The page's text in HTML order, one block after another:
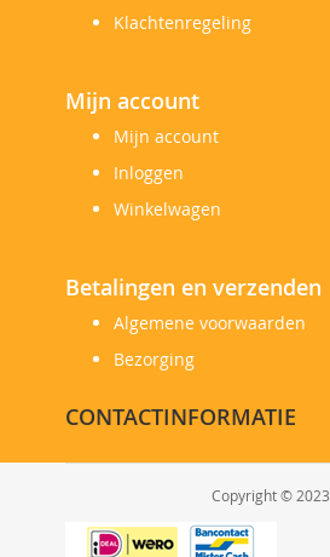
Klachtenregeling
Mijn account
Mijn account
Inloggen
Winkelwagen
Betalingen en verzenden
Algemene voorwaarden
Bezorging
CONTACTINFORMATIE
Copyright © 2023